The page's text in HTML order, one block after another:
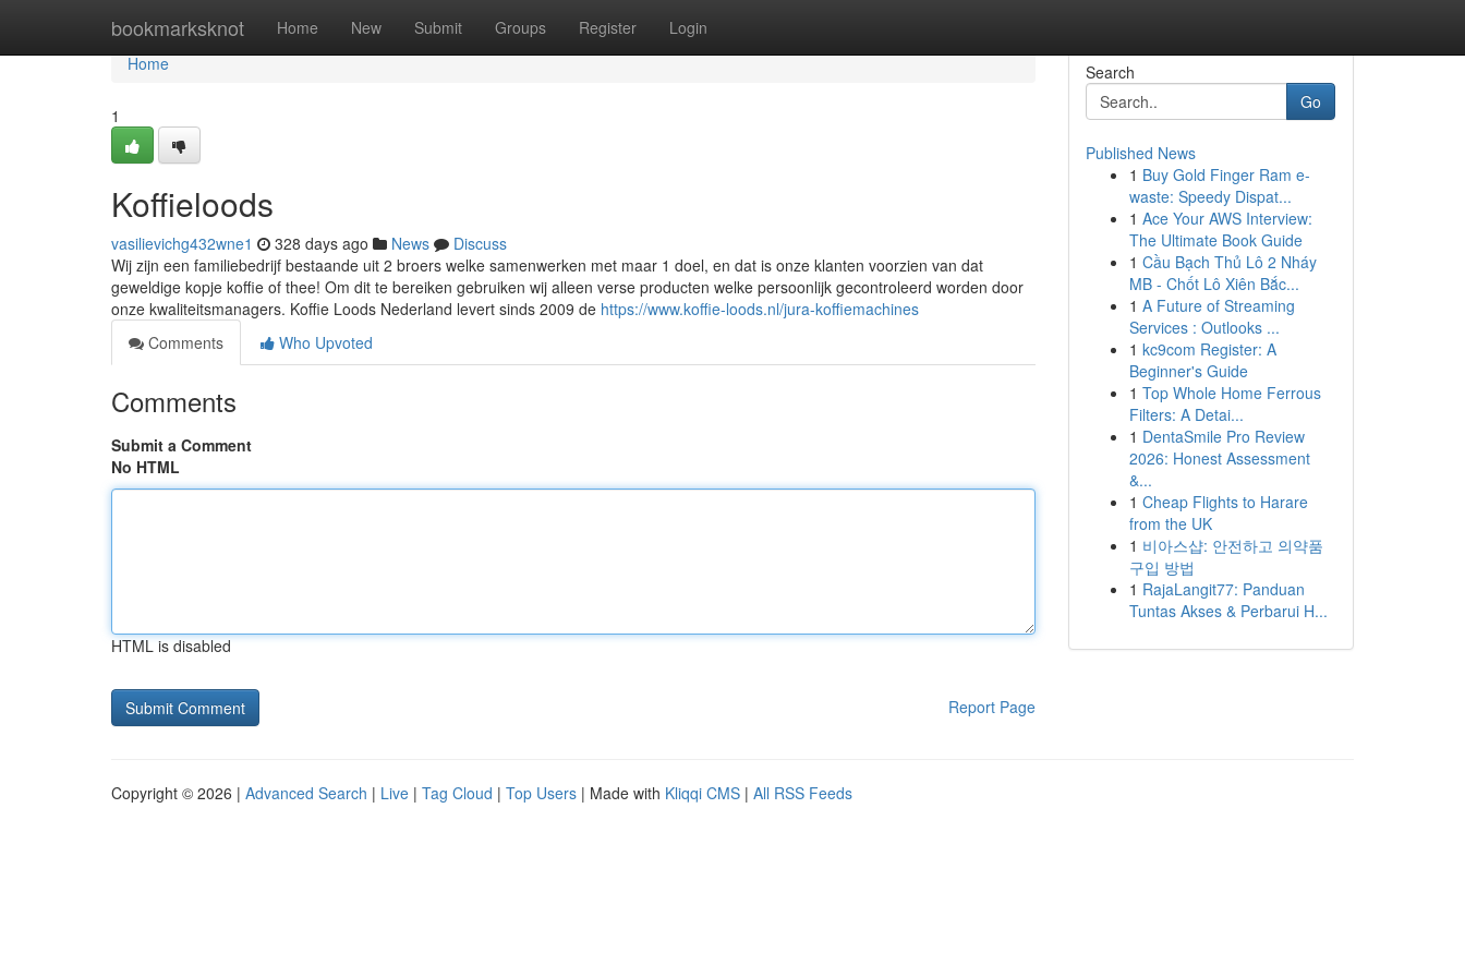
bookmarksknot Home New Submit Groups Register Login
Home
Home
1
Koffieloods
vasilievichg432wne1 328 days ago News
Discuss
Wij zijn een familiebedrijf bestaande uit 2 broers welke samenwerken met maar 1 doel, en dat is onze klanten voorzien van dat
geweldige kopje koffie of thee! Om dit te bereiken gebruiken wij alleen verse producten welke persoonlijk gecontroleerd worden door
onze kwaliteitsmanagers. Koffie Loods Nederland levert sinds 2009 de https://www.koffie-loods.nl/jura-koffiemachines
Comments
Who Upvoted
Comments
Submit a Comment
No HTML
HTML is disabled
Report Page
Search
Go
Published News
1 Buy Gold Finger Ram e-
waste: Speedy Dispat...
1 Ace Your AWS Interview:
The Ultimate Book Guide
1 Cầu Bạch Thủ Lô 2 Nháy
MB - Chốt Lô Xiên Bắc...
1 A Future of Streaming
Services : Outlooks ...
1 kc9com Register: A
Beginner's Guide
1 Top Whole Home Ferrous
Filters: A Detai...
1 DentaSmile Pro Review
2026: Honest Assessment
&...
1 Cheap Flights to Harare
from the UK
1 비아스샵: 안전하고 의약품
구입 방법
1 RajaLangit77: Panduan
Tuntas Akses & Perbarui H...
Copyright © 2026 | Advanced Search | Live | Tag Cloud | Top Users | Made with Kliqqi CMS | All RSS Feeds